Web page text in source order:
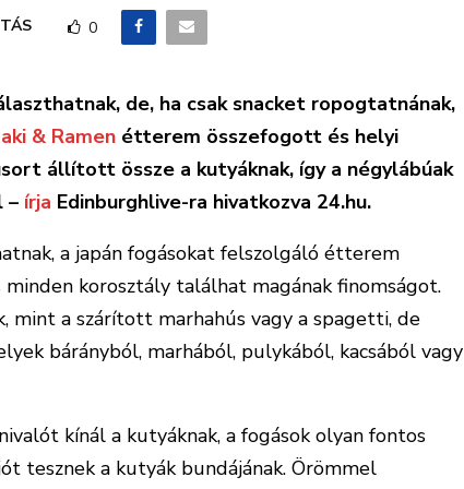
0
de, ha csak snacket ropogtatnának,
& Ramen étterem összefogott és helyi
állított össze a kutyáknak, így a négylábúak
– írja Edinburghlive-ra hivatkozva 24.hu.
a japán fogásokat felszolgáló étterem
korosztály találhat magának finomságot.
mint a szárított marhahús vagy a spagetti, de
bárányból, marhából, pulykából, kacsából vagy
kínál a kutyáknak, a fogások olyan fontos
tesznek a kutyák bundájának. Örömmel